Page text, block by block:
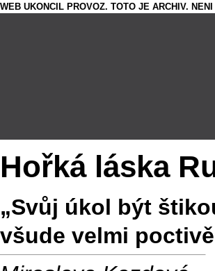
WEB UKONCIL PROVOZ. TOTO JE ARCHIV.
Hořká láska
„Svůj úkol být
všude velmi